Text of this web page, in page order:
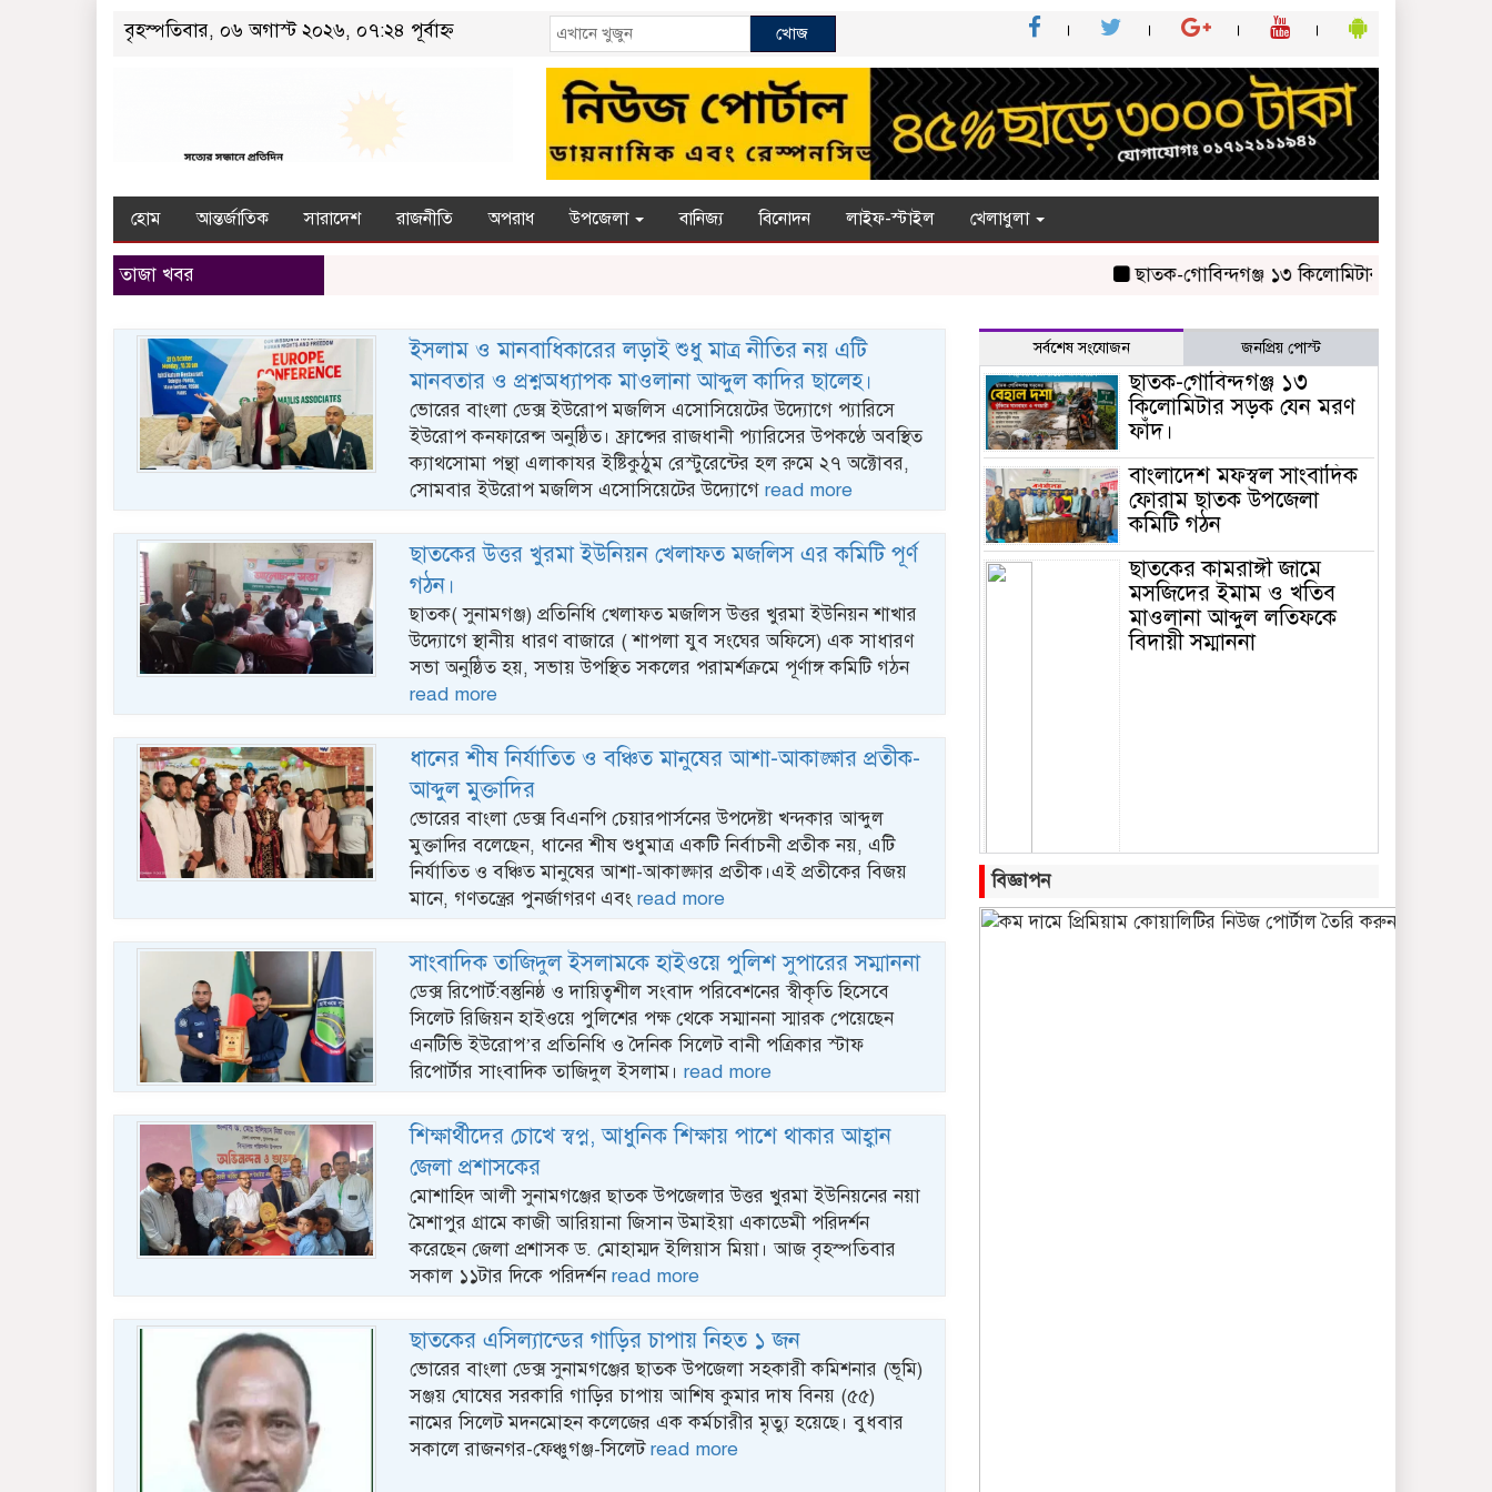
বৃহস্পতিবার, ০৬ অগাস্ট ২০২৬, ০৭:২৪ পূর্বাহ্ন খোজ
হোম আন্তর্জাতিক সারাদেশ রাজনীতি অপরাধ উপজেলা বানিজ্য বিনোদন লাইফ-স্টাইল খেলাধুলা
তাজা খবর ছাতক-গোবিন্দগঞ্জ ১৩ কিলোমিটার সড়ক যেন মরণ
ইসলাম ও মানবাধিকারের লড়াই শুধু মাত্র নীতির নয় এটি
মানবতার ও প্রশ্নঅধ্যাপক মাওলানা আব্দুল কাদির ছালেহ।
ভোরের বাংলা ডেক্স ইউরোপ মজলিস এসোসিয়েটের উদ্যোগে প্যারিসে
ইউরোপ কনফারেন্স অনুষ্ঠিত। ফ্রান্সের রাজধানী প্যারিসের উপকণ্ঠে অবস্থিত
ক্যাথসোমা পন্থা এলাকাযর ইষ্টিকুঠুম রেস্টুরেন্টের হল রুমে ২৭ অক্টোবর,
সোমবার ইউরোপ মজলিস এসোসিয়েটের উদ্যোগে read more
ছাতকের উত্তর খুরমা ইউনিয়ন খেলাফত মজলিস এর কমিটি পূর্ণ
গঠন।
ছাতক( সুনামগঞ্জ) প্রতিনিধি খেলাফত মজলিস উত্তর খুরমা ইউনিয়ন শাখার
উদ্যোগে স্থানীয় ধারণ বাজারে ( শাপলা যুব সংঘের অফিসে) এক সাধারণ
সভা অনুষ্ঠিত হয়, সভায় উপস্থিত সকলের পরামর্শক্রমে পূর্ণাঙ্গ কমিটি গঠন
read more
ধানের শীষ নির্যাতিত ও বঞ্চিত মানুষের আশা-আকাঙ্ক্ষার প্রতীক-
আব্দুল মুক্তাদির
ভোরের বাংলা ডেক্স বিএনপি চেয়ারপার্সনের উপদেষ্টা খন্দকার আব্দুল
মুক্তাদির বলেছেন, ধানের শীষ শুধুমাত্র একটি নির্বাচনী প্রতীক নয়, এটি
নির্যাতিত ও বঞ্চিত মানুষের আশা-আকাঙ্ক্ষার প্রতীক।এই প্রতীকের বিজয়
মানে, গণতন্ত্রের পুনর্জাগরণ এবং read more
সাংবাদিক তাজিদুল ইসলামকে হাইওয়ে পুলিশ সুপারের সম্মাননা
ডেক্স রিপোর্ট:বস্তুনিষ্ঠ ও দায়িত্বশীল সংবাদ পরিবেশনের স্বীকৃতি হিসেবে
সিলেট রিজিয়ন হাইওয়ে পুলিশের পক্ষ থেকে সম্মাননা স্মারক পেয়েছেন
এনটিভি ইউরোপ’র প্রতিনিধি ও দৈনিক সিলেট বানী পত্রিকার স্টাফ
রিপোর্টার সাংবাদিক তাজিদুল ইসলাম। read more
শিক্ষার্থীদের চোখে স্বপ্ন, আধুনিক শিক্ষায় পাশে থাকার আহ্বান
জেলা প্রশাসকের
মোশাহিদ আলী সুনামগঞ্জের ছাতক উপজেলার উত্তর খুরমা ইউনিয়নের নয়া
মৈশাপুর গ্রামে কাজী আরিয়ানা জিসান উমাইয়া একাডেমী পরিদর্শন
করেছেন জেলা প্রশাসক ড. মোহাম্মদ ইলিয়াস মিয়া। আজ বৃহস্পতিবার
সকাল ১১টার দিকে পরিদর্শনread more
ছাতকের এসিল্যান্ডের গাড়ির চাপায় নিহত ১ জন
ভোরের বাংলা ডেক্স সুনামগঞ্জের ছাতক উপজেলা সহকারী কমিশনার (ভূমি)
সঞ্জয় ঘোষের সরকারি গাড়ির চাপায় আশিষ কুমার দাষ বিনয় (৫৫)
নামের সিলেট মদনমোহন কলেজের এক কর্মচারীর মৃত্যু হয়েছে। বুধবার
সকালে রাজনগর-ফেঞ্চুগঞ্জ-সিলেটread more
সর্বশেষ সংযোজন জনপ্রিয় পোস্ট
ছাতক-গোবিন্দগঞ্জ ১৩
কিলোমিটার সড়ক যেন মরণ
ফাঁদ।
বাংলাদেশ মফস্বল সাংবাদিক
ফোরাম ছাতক উপজেলা
কমিটি গঠন
ছাতকের কামরাঙ্গী জামে
মসজিদের ইমাম ও খতিব
মাওলানা আব্দুল লতিফকে
বিদায়ী সম্মাননা
বিজ্ঞাপন